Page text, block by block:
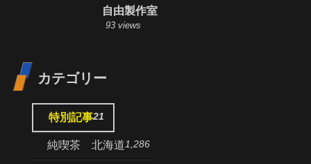
自由製作室
93 views
カテゴリー
特別記事21
純喫茶 北海道1,286